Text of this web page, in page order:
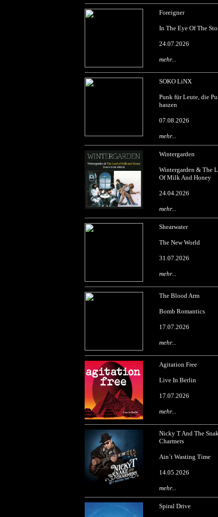
Foreigner
In The Eye Of The
24.07.2026
mehr...
SOKO LiNX
Punk für Leute, die
haszen
07.08.2026
mehr...
Wintergarden
Wintergarden & The
Of Milk And Honey
24.04.2026
mehr...
Shearwater
The New World
31.07.2026
mehr...
The Blood Arm
Bomb Romantics
17.07.2026
mehr...
Agitation Free
Live In Berlin
17.07.2026
mehr...
Nicky T And The
Charmers
Ain´t Wasting Time
14.05.2026
mehr...
Spiral Drive